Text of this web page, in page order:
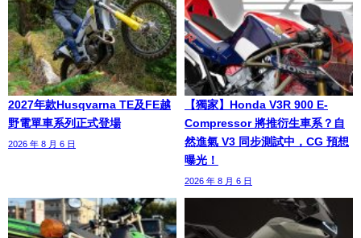
2027年款Husqvarna TE及FE越
野電單車系列正式登場
2026 年 8 月 6 日
【獨家】Honda V3R 900 E-
Compressor 將推衍生車系？自
然進氣 V3 同步測試中，CG 預想
曝光！
2026 年 8 月 6 日